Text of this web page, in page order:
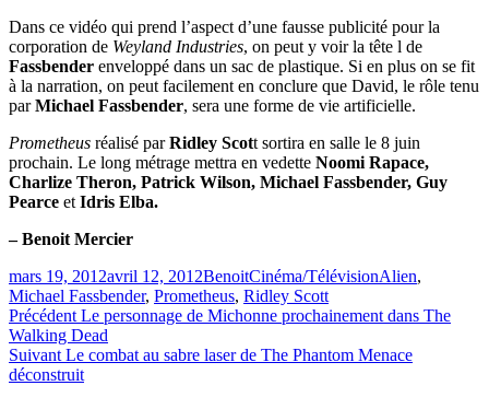
Dans ce vidéo qui prend l’aspect d’une fausse publicité pour la
corporation de Weyland Industries, on peut y voir la tête l de
Fassbender enveloppé dans un sac de plastique. Si en plus on se fit
à la narration, on peut facilement en conclure que David, le rôle tenu
parMichael Fassbender, sera une forme de vie artificielle.
Prometheus réalisé parRidley Scott sortira en salle le 8 juin
prochain. Le long métrage mettra en vedette Noomi Rapace,
Charlize Theron, Patrick Wilson, Michael Fassbender, Guy
Pearce et Idris Elba.
– Benoit Mercier
Publié
le
mars 19, 2012avril 12, 2012BenoitCatégories
Cinéma/TélévisionÉtiquettes
Alien,
Michael Fassbender, Prometheus, Ridley Scott
Navigation
de
l'article
Précédent Article
précédent :
Le personnage de Michonne prochainement dans The
Walking Dead
Suivant Article
Suivant :
Le combat au sabre laser de The Phantom Menace
déconstruit